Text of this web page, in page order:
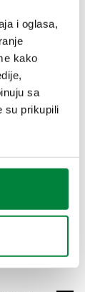
i oglasa,
kako
sa
su prikupili
se